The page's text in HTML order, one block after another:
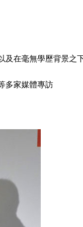
及在毫無學歷背景之
多家媒體專訪